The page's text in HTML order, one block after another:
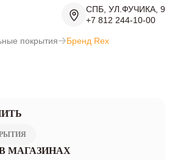
СПБ, УЛ.ФУЧИКА, 9
+7 812 244-10-00
покрытия Бренд Rex
МАГАЗИНАХ